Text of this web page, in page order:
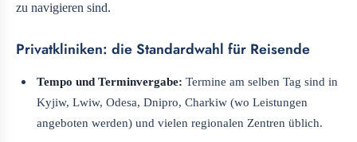
zu navigieren sind.
Privatkliniken: die Standardwahl für Reisende
Tempo und Terminvergabe: Termine am selben Tag sind in
Kyjiw, Lwiw, Odesa, Dnipro, Charkiw (wo Leistungen
angeboten werden) und vielen regionalen Zentren üblich.